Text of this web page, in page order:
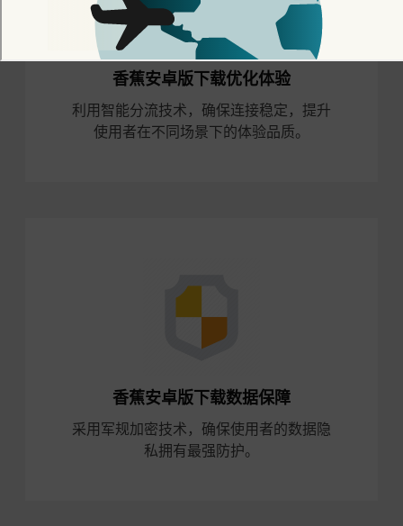
香蕉安卓版下载优化体验
利用智能分流技术，确保连接稳定，提升
使用者在不同场景下的体验品质。
香蕉安卓版下载数据保障
采用军规加密技术，确保使用者的数据隐
私拥有最强防护。